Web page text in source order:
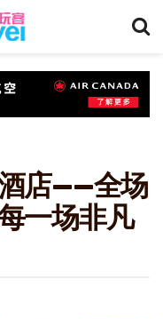
店——全场
一场非凡